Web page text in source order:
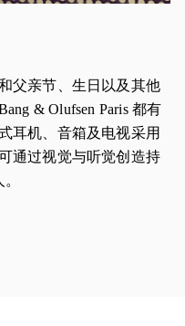
父亲节、生日以及其他
& Olufsen Paris 都有
耳机、音箱及电视采用
通过视觉与听觉创造持